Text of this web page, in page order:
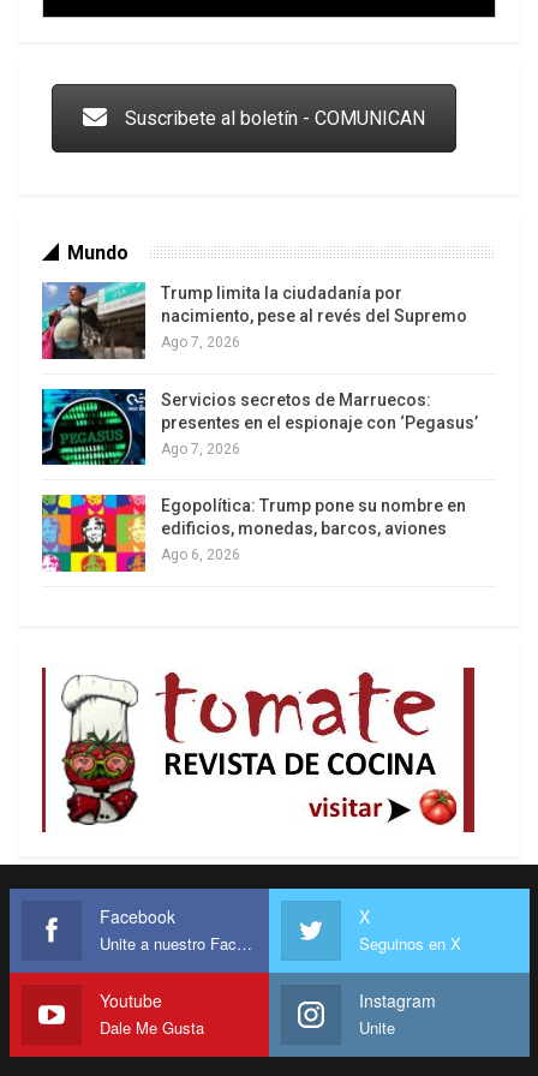
cerrado al tránsito, con la intención de que ese
uruguayos que otros años recorren esas mismas
calles con las bocas cerradas, como gesto frente
a la impunidad que persiste en el país.
imágenes de los
desaparecidos y al llegar a la plaza Libertad se
Las organizaciones humanitarias habían enviado a
principios de mayo una carta al Poder Ejecutivo
para exigir el uso de la cadena nacional de radio y
televisión en este día histórico para los
uruguayos, pero Lacalle rechazó el pedido.
El martes, el colectivo «¿Dónde Están?», con sede
en Francia, realizó una «marcha del silencio
virtual» para mantener viva «la memoria de lo que
pasó». La demostración, de la que participaron
más de 350 personas desde 27 países, tomó la
forma de un documental en el que cada uno de
los asistentes mostró la foto de un desaparecido.
Los latinos le van dando la espalda a Trump
Suscribete al boletín - COMUNICAN
Mundo
Trump limita la ciudadanía por
nacimiento, pese al revés del Supremo
Ago 7, 2026
Servicios secretos de Marruecos:
presentes en el espionaje con ‘Pegasus’
Ago 7, 2026
Egopolítica: Trump pone su nombre en
edificios, monedas, barcos, aviones
Ago 6, 2026
Facebook
Unite a nuestro Facebook
X
Seguinos en X
Youtube
Dale Me Gusta
Instagram
Unite